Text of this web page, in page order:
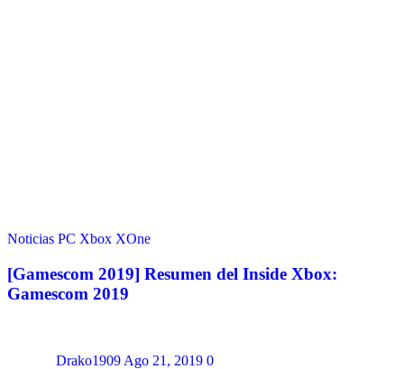
Noticias PC Xbox XOne
[Gamescom 2019] Resumen del Inside Xbox:
Gamescom 2019
Drako1909Ago 21, 2019 0